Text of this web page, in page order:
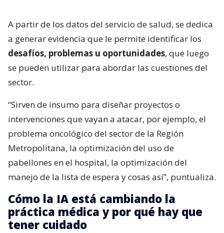
A partir de los datos del servicio de salud, se dedica
a generar evidencia que le permite identificar los
desafíos, problemas u oportunidades, que luego
se pueden utilizar para abordar las cuestiones del
sector.
“Sirven de insumo para diseñar proyectos o
intervenciones que vayan a atacar, por ejemplo, el
problema oncológico del sector de la Región
Metropolitana, la optimización del uso de
pabellones en el hospital, la optimización del
manejo de la lista de espera y cosas así”, puntualiza.
Cómo la IA está cambiando la
práctica médica y por qué hay que
tener cuidado